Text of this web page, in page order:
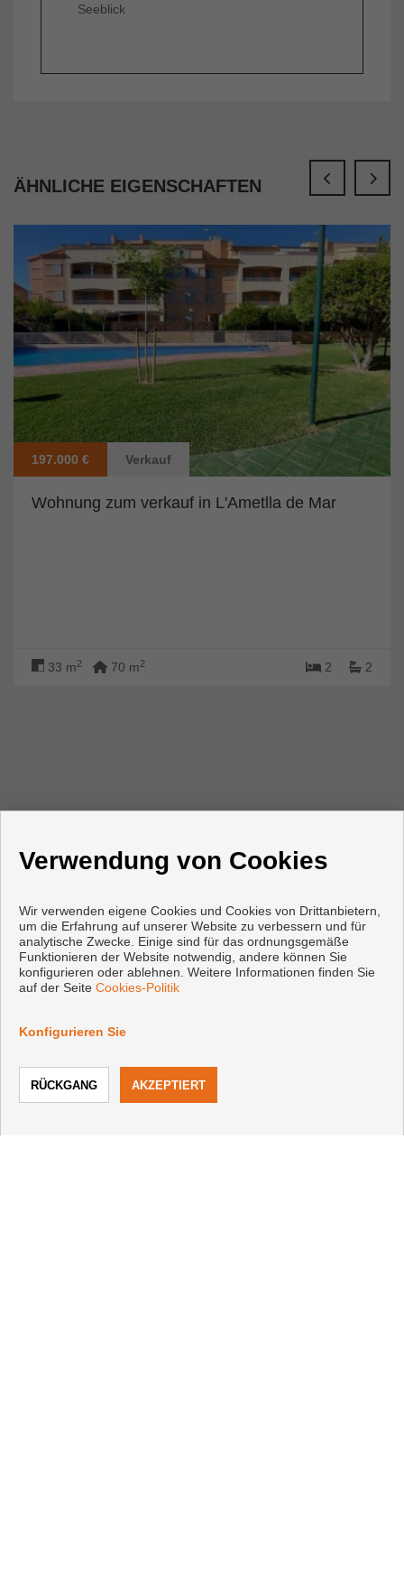
Seeblick
ÄHNLICHE EIGENSCHAFTEN
197.000 € Verkauf
Wohnung zum verkauf in L'Ametlla de Mar
33 m2 70 m2 2 2
KONTAKTIEREN
KONTAKT
+34 642772204|+34 877238780
Verwendung von Cookies
Wir verwenden eigene Cookies und Cookies von Drittanbietern,
um die Erfahrung auf unserer Website zu verbessern und für
analytische Zwecke. Einige sind für das ordnungsgemäße
Funktionieren der Website notwendig, andere können Sie
konfigurieren oder ablehnen. Weitere Informationen finden Sie
auf der Seite Cookies-Politik
Konfigurieren Sie